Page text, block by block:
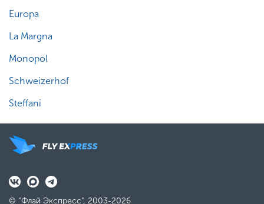
Europa
La Margna
Monopol
Schweizerhof
Steffani
© "Флай Экспресс", 2003-2026